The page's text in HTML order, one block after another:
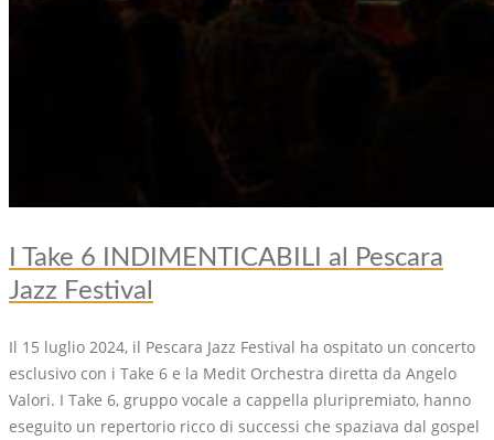
I Take 6 INDIMENTICABILI al Pescara
Jazz Festival
Il 15 luglio 2024, il Pescara Jazz Festival ha ospitato un concerto
esclusivo con i Take 6 e la Medit Orchestra diretta da Angelo
Valori. I Take 6, gruppo vocale a cappella pluripremiato, hanno
eseguito un repertorio ricco di successi che spaziava dal gospel